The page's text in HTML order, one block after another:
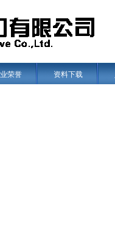
荣誉 资料下载